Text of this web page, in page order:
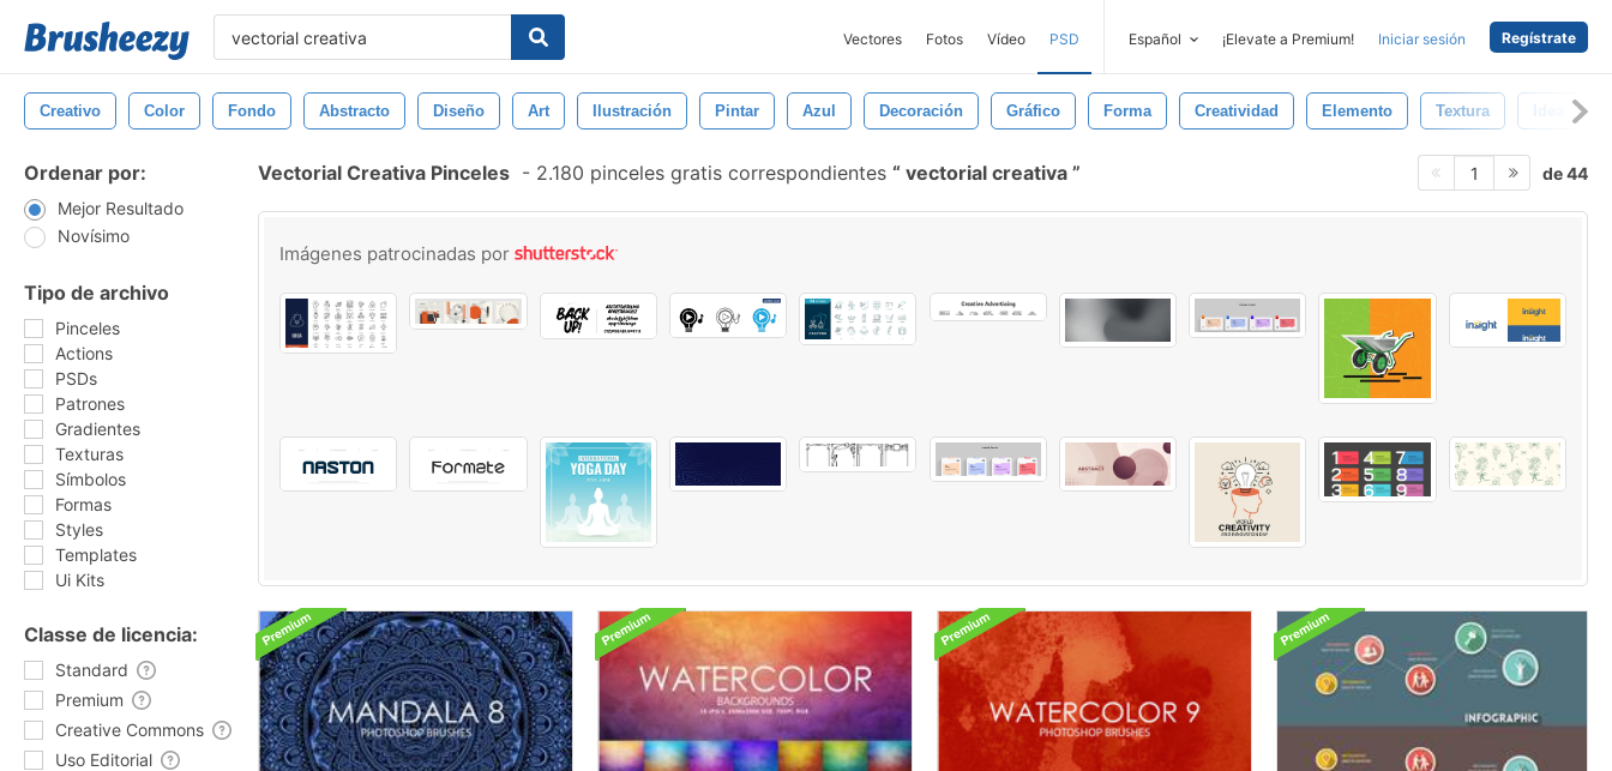
Vectores Fotos Vídeo PSD Español ¡Elevate a Premium! Iniciar sesión Regístrate
Creativo Color Fondo Abstracto Diseño Art Ilustración Pintar Azul Decoración Gráfico Forma Creatividad Elemento Textura
Ordenar por:
Mejor Resultado
Novísimo
Tipo de archivo
Pinceles
Actions
PSDs
Patrones
Gradientes
Texturas
Símbolos
Formas
Styles
Templates
Ui Kits
Classe de licencia:
Standard
Premium
Creative Commons
Uso Editorial
Vectorial Creativa Pinceles - 2.180 pinceles gratis correspondientes vectorial creativa 1 de 44
Imágenes patrocinadas por